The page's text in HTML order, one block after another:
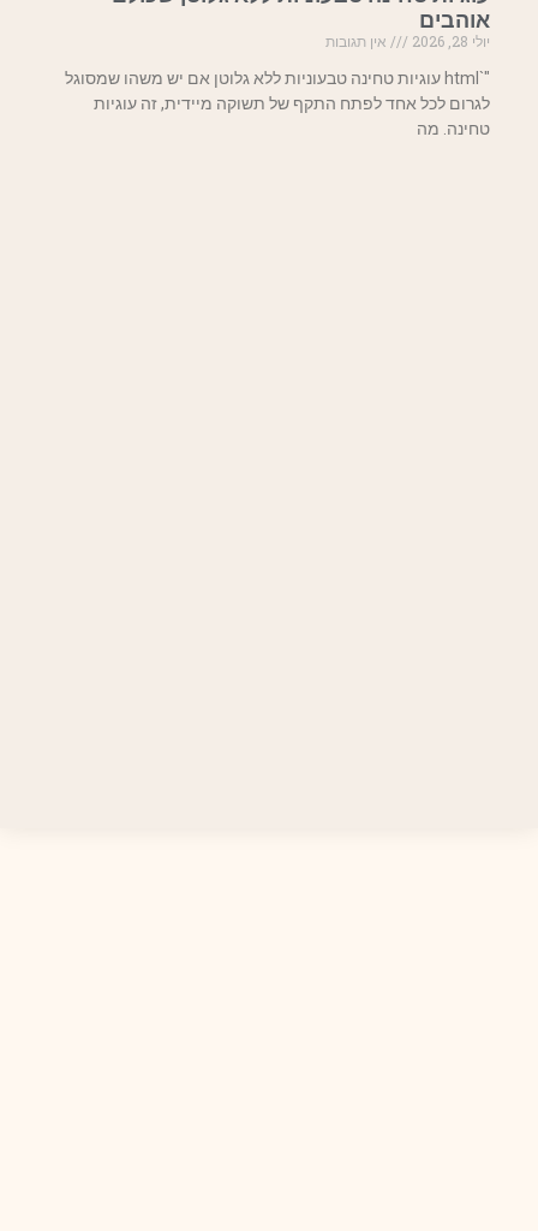
אוהבים
יולי 28, 2026
אין תגובות
"`html עוגיות טחינה טבעוניות ללא גלוטן אם יש משהו שמסוגל
לגרום לכל אחד לפתח התקף של תשוקה מיידית, זה עוגיות
טחינה. מה